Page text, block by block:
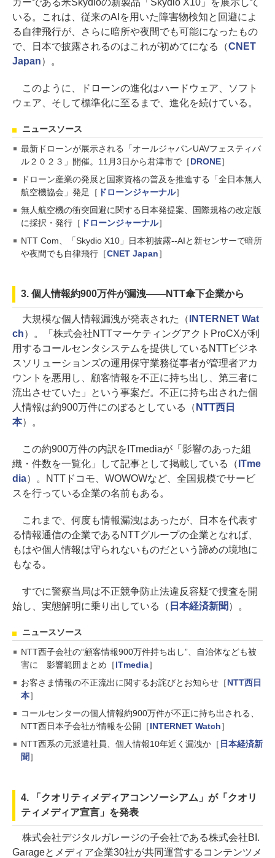
いる。これは、従来のAIを用いた障害物検知と回避によ
る自律飛行が、さらに暗所や夜間でも可能になったもの
で、日本で披露されるのはこれが初めてになる（CNET
Japan）。
このように、ドローンの進化はハードウェア、ソフト
ウェア、そして標準化に至るまで、進化を続けている。
ニュースソース
最新ドローンが展示される「オールジャパンUAVフェスティバ
ル２０２３」開催。11月3日から君津市で［DRONE］
ドローン産業の発展と国家資格の普及を推進する「全日本無人
航空機協会」発足［ ドローンジャーナル］
無人航空機の衝突回避に関する日本発提案、国際規格の改定版
に採択・発行［ ドローンジャーナル］
NTT Com、「Skydio X10」日本初披露--AIと新センサーで暗所
や夜間でも自律飛行［CNET Japan］
3. 個人情報約900万件が漏洩――NTT傘下企業から
大規模な個人情報漏洩が発表された（ INTERNET Wat
ch）。「株式会社NTTマーケティングアクトProCXが利
用するコールセンタシステムを提供しているNTTビジネ
スソリューションズの運用保守業務従事者が管理者アカ
ウントを悪用し、顧客情報を不正に持ち出し、第三者に
流出させていた」という事案だ。不正に持ち出された個
人情報は約900万件にのぼるとしている（ NTT西日
本）。
この約900万件の内訳をITmediaが「影響のあった組
織・件数を一覧化」して記事として掲載している（ ITme
dia）。NTTドコモ、WOWOWなど、全国規模でサービ
スを行っている企業の名前もある。
これまで、何度も情報漏洩はあったが、日本を代表す
る情報通信の企業であるNTTグループの企業となれば、
もはや個人情報は守られないものだという諦めの境地に
もなる。
すでに警察当局は不正競争防止法違反容疑で捜査を開
始し、実態解明に乗り出している（ 日本経済新聞 ）。
ニュースソース
NTT西子会社の“顧客情報900万件持ち出し”、自治体なども被
害に 影響範囲まとめ［ITmedia］
お客さま情報の不正流出に関するお詫びとお知らせ［NTT西日
本］
コールセンターの個人情報約900万件が不正に持ち出される、
NTT西日本子会社が情報を公開［INTERNET Watch］
NTT西系の元派遣社員、個人情報10年近く漏洩か［ 日本経済新
聞］
4. 「クオリティメディアコンソーシアム」が「クオリ
ティメディア宣言」を発表
株式会社デジタルガレージの子会社である株式会社BI.
Garageとメディア企業30社が共同運営するコンテンツメ